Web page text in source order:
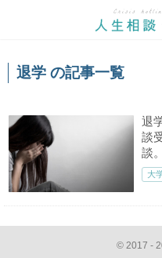
退学 の記事一覧
退
談
談。
大
© 2017 -